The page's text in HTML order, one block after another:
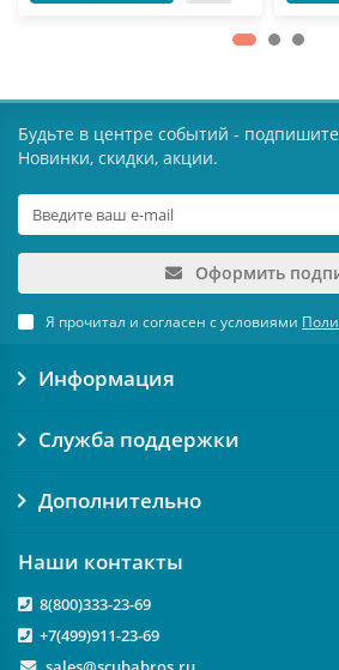
Будьте в центре событий -
Новинки, скидки, акции.
Оформить
Я прочитал и согласен с условиями
Информация
Служба поддержки
Дополнительно
Наши контакты
8(800)333-23-69
+7(499)911-23-69